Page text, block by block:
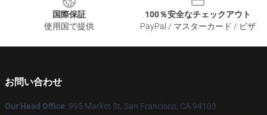
国際保証
使用国で提供
100％安全なチェックアウト
PayPal / マスターカード / ビザ
お問い合わせ
Our Head Office: 995 Market St, San Francisco, CA 94103